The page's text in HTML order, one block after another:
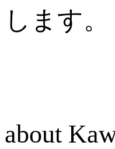
します。
about